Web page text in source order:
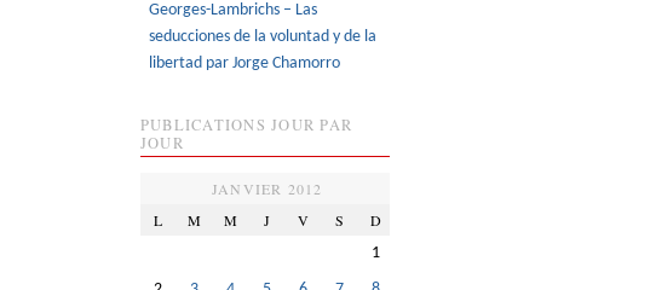
Georges-Lambrichs – Las
seducciones de la voluntad y de la
libertad par Jorge Chamorro
PUBLICATIONS JOUR PAR
JOUR
JANVIER 2012
L
M M J V S D
1